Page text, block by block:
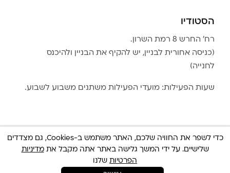
בגדים
אביזרים
גברים
LA LUNA HOME
צור קשר
שמירה על התכשיטים
הצהרת נגישות
טבלת מידות טבעות
Community Club
הסטודיו
רח׳ החרש 8 רמת השרון.
(כניסה אחורית לבניין, יש להקיף את הבניין ולהיכנס
לחנייה)
שעות הפעילות: מועדי הפעילות משתנים משבוע לשבוע.
© כל הזכויות שמורות 2025 Built By IWP
כדי לשפר את החוויה שלכם, האתר משתמש ב-Cookies, גם מצדדים
שלישיים. על ידי המשך גלישה באתר אתה מקבל אתמדיניות
הפרטיות שלנו צריכה עזרה ?